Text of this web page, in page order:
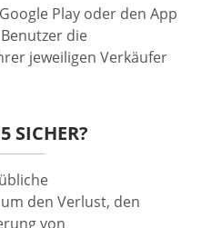
Play oder den App
die
jeweiligen Verkäufer
SICHER?
den Verlust, den
von